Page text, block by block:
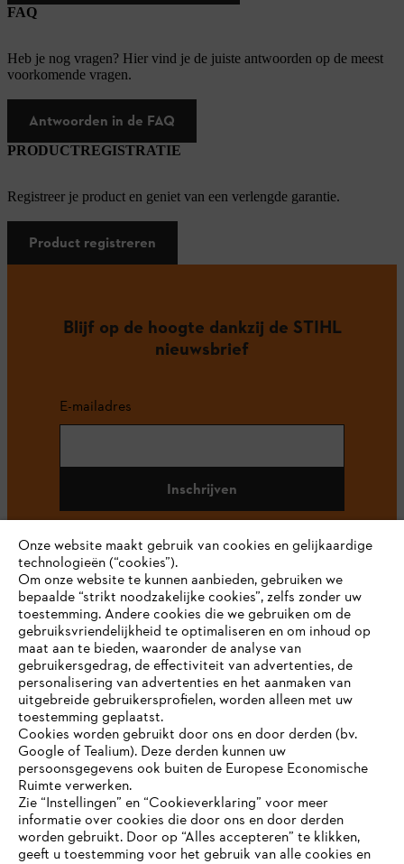
FAQ
Heb je nog vragen? Hier vind je de juiste antwoorden op de meest
voorkomende vragen.
Antwoorden in de FAQ
PRODUCTREGISTRATIE
Registreer je product en geniet van een verlengde garantie.
Product registreren
Blijf op de hoogte dankzij de STIHL
nieuwsbrief
E-mailadres
Inschrijven
#STIHL
Bedrijf
STIHL FAQ
JE BROWSER WORDT NIET
ONDERSTEUND
Onze website maakt gebruik van cookies en gelijkaardige
technologieën (“cookies”).
Om onze website te kunnen aanbieden, gebruiken we
bepaalde “strikt noodzakelijke cookies”, zelfs zonder uw
toestemming. Andere cookies die we gebruiken om de
gebruiksvriendelijkheid te optimaliseren en om inhoud op
maat aan te bieden, waaronder de analyse van
gebruikersgedrag, de effectiviteit van advertenties, de
personalisering van advertenties en het aanmaken van
uitgebreide gebruikersprofielen, worden alleen met uw
toestemming geplaatst.
Cookies worden gebruikt door ons en door derden (bv.
Google of Tealium). Deze derden kunnen uw
persoonsgegevens ook buiten de Europese Economische
Ruimte verwerken.
Zie “Instellingen” en “Cookieverklaring” voor meer
informatie over cookies die door ons en door derden
worden gebruikt. Door op “Alles accepteren” te klikken,
geeft u toestemming voor het gebruik van alle cookies en